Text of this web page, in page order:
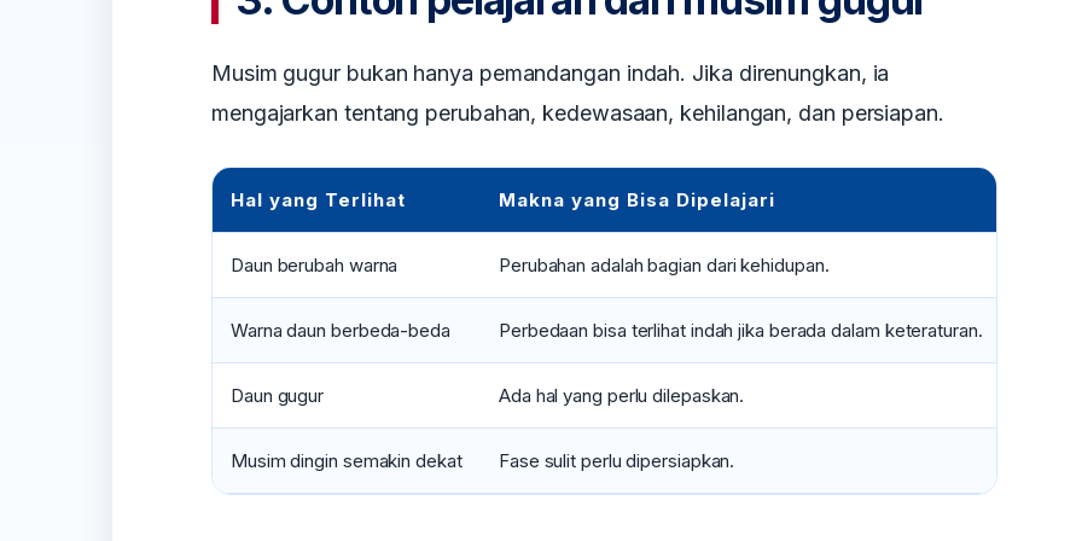
Musim gugur bukan hanya pemandangan indah. Jika direnungkan, ia
mengajarkan tentang perubahan, kedewasaan, kehilangan, dan persiapan.
Hal yang Terlihat Makna yang Bisa Dipelajari
Daun berubah warna Perubahan adalah bagian dari kehidupan.
Warna daun berbeda-beda Perbedaan bisa terlihat indah jika berada dalam keteraturan.
Daun gugur Ada hal yang perlu dilepaskan.
Musim dingin semakin dekat Fase sulit perlu dipersiapkan.